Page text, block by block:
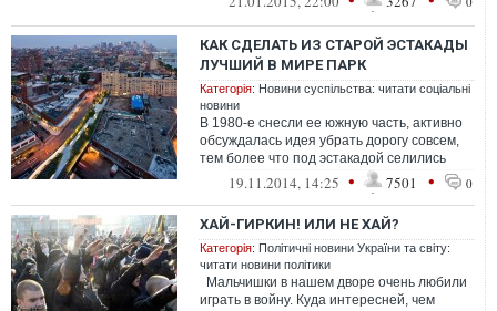
КАК СДЕЛАТЬ ИЗ СТАРОЙ ЭСТАКАДЫ
ЛУЧШИЙ В МИРЕ ПАРК
Категорія: Новини суспільства: читати соціальні
новини
В 1980-е снесли ее южную часть, активно
обсуждалась идея убрать дорогу совсем,
тем более что под эстакадой селились
наркоманы, проститутки и прочие ас...
19.11.2014, 14:25 • 7501 • 0
ХАЙ-ГИРКИН! ИЛИ НЕ ХАЙ?
Категорія: Політичні новини України та світу:
читати новини політики
Мальчишки в нашем дворе очень любили
играть в войну. Куда интересней, чем